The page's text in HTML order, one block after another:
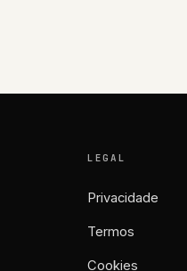
LEGAL
Privacidade
Termos
Cookies